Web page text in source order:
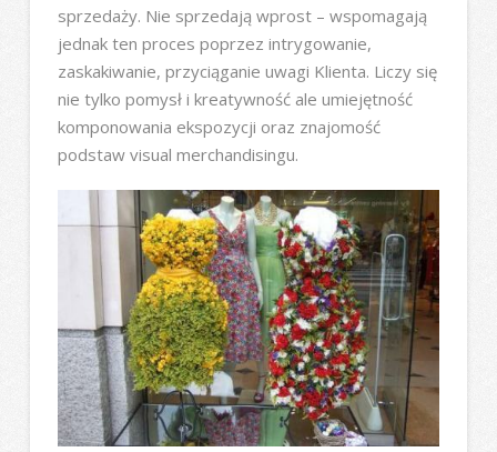
sprzedaży. Nie sprzedają wprost – wspomagają
jednak ten proces poprzez intrygowanie,
zaskakiwanie, przyciąganie uwagi Klienta. Liczy się
nie tylko pomysł i kreatywność ale umiejętność
komponowania ekspozycji oraz znajomość
podstaw visual merchandisingu.